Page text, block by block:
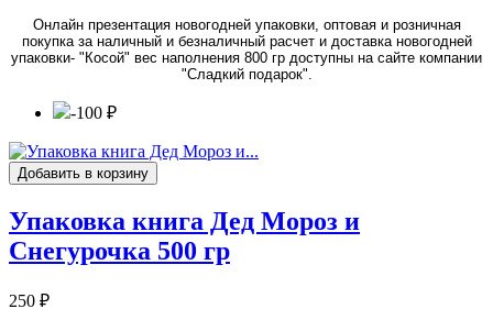
Онлайн презентация новогодней упаковки, оптовая и розничная
покупка за наличный и безналичный расчет и доставка новогодней
упаковки- "Косой" вес наполнения 800 гр доступны на сайте компании
"Сладкий подарок".
-100 ₽
Добавить в корзину
Упаковка книга Дед Мороз и
Снегурочка 500 гр
250 ₽